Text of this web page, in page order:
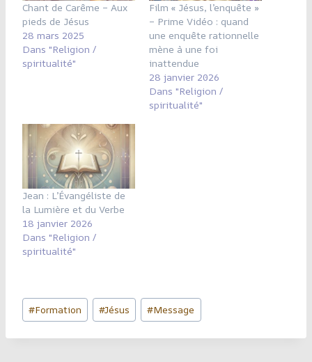
Chant de Carême – Aux
pieds de Jésus
28 mars 2025
Dans "Religion /
spiritualité"
Film « Jésus, l’enquête »
– Prime Vidéo : quand
une enquête rationnelle
mène à une foi
inattendue
28 janvier 2026
Dans "Religion /
spiritualité"
Jean : L’Évangéliste de
la Lumière et du Verbe
18 janvier 2026
Dans "Religion /
spiritualité"
Étiquettes
de
la
#Formation #Jésus #Message